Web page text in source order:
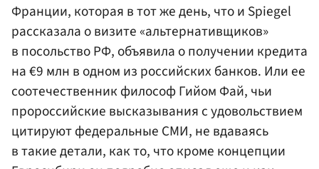
Франции, которая в тот же день, что и Spiegel
рассказала о визите «альтернативщиков»
в посольство РФ, объявила о получении кредита
на €9 млн в одном из российских банков. Или ее
соотечественник философ Гийом Фай, чьи
пророссийские высказывания с удовольствием
цитируют федеральные СМИ, не вдаваясь
в такие детали, как то, что кроме концепции